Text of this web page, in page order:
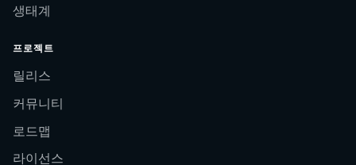
생태계
프로젝트
릴리스
커뮤니티
로드맵
라이선스